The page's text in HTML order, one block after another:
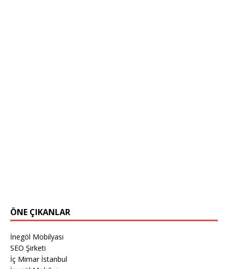
ÖNE ÇIKANLAR
İnegöl Mobilyası
SEO Şirketi
İç Mimar İstanbul